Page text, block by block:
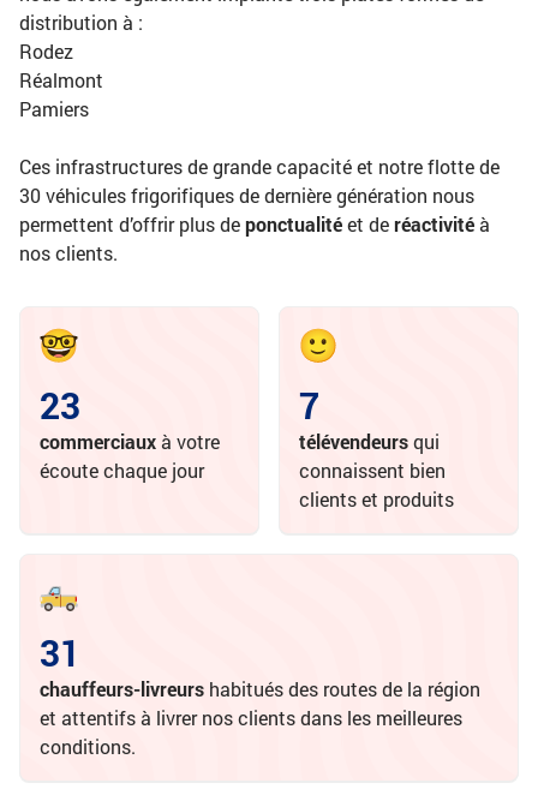
distribution à :
Rodez
Réalmont
Pamiers
Ces infrastructures de grande capacité et notre flotte de
30 véhicules frigorifiques de dernière génération nous
permettent d’offrir plus deponctualitéet deréactivitéà
nos clients.
23
commerciauxà votre
écoute chaque jour
7
télévendeursqui
connaissent bien
clients et produits
31
chauffeurs-livreurs habitués des routes de la région
et attentifs à livrer nos clients dans les meilleures
conditions.